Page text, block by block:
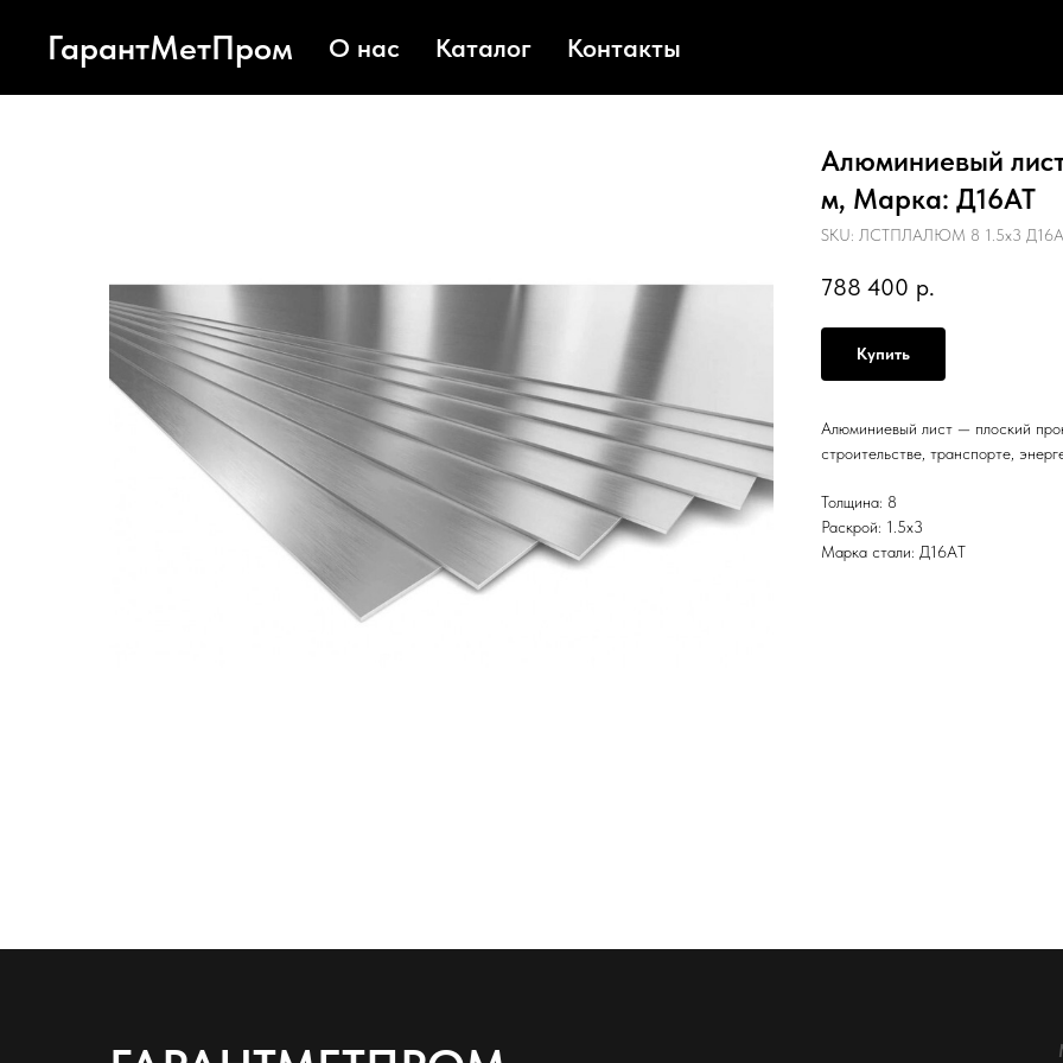
ГарантМетПром О нас Каталог Контакты
Алюминиевый
м, Марка: Д16АТ
SKU: ЛСТПЛАЛЮМ 8 1.5х3
788 400 р.
Купить
Алюминиевый лист — плоский
строительстве, транспорте,
Толщина: 8
Раскрой: 1.5х3
Марка стали: Д16АТ